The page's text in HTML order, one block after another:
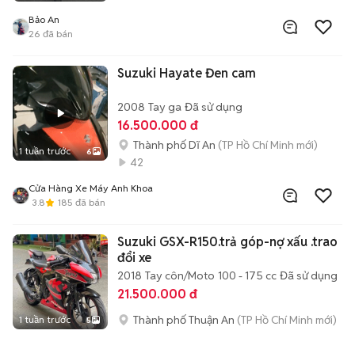
Bảo An
26 đã bán
1 tuần trước 6
Suzuki Hayate Đen cam
2008 Tay ga Đã sử dụng
16.500.000 đ
Thành phố Dĩ An (TP Hồ Chí Minh mới)
42
Cửa Hàng Xe Máy Anh Khoa
3.8
185 đã bán
1 tuần trước 5
Suzuki GSX-R150.trả góp-nợ xấu .trao
đổi xe
2018 Tay côn/Moto 100 - 175 cc Đã sử dụng
21.500.000 đ
Thành phố Thuận An (TP Hồ Chí Minh mới)